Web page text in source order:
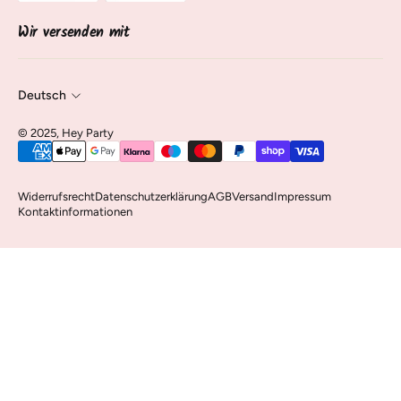
Vertrag widerrufen
Wir versenden mit
Deutsch
©️ 2025, Hey Party
WiderrufsrechtDatenschutzerklärungAGBVersandImpressum
Kontaktinformationen